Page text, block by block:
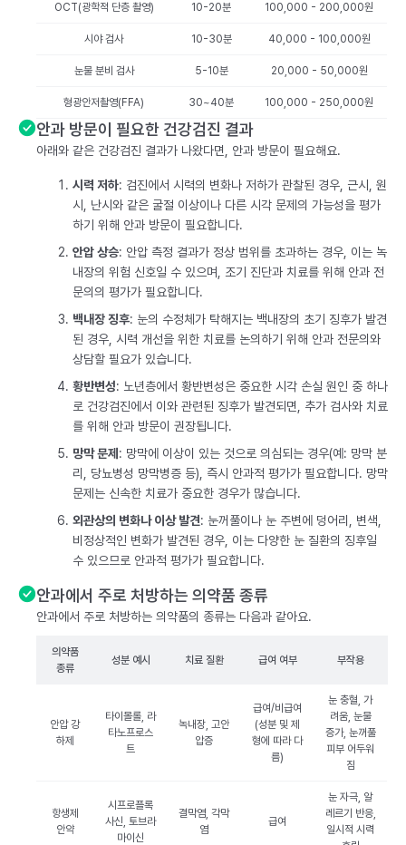
OCT(광학적 단층 촬영) 10-20분 100,000 - 200,000원
시야 검사 10-30분 40,000 - 100,000원
눈물 분비 검사 5-10분 20,000 - 50,000원
형광안저촬영(FFA) 30~40분 100,000 - 250,000원
안과 방문이 필요한 건강검진 결과
아래와 같은 건강검진 결과가 나왔다면, 안과 방문이 필요해요.
시력 저하: 검진에서 시력의 변화나 저하가 관찰된 경우, 근시, 원
시, 난시와 같은 굴절 이상이나 다른 시각 문제의 가능성을 평가
하기 위해 안과 방문이 필요합니다.
안압 상승: 안압 측정 결과가 정상 범위를 초과하는 경우, 이는 녹
내장의 위험 신호일 수 있으며, 조기 진단과 치료를 위해 안과 전
문의의 평가가 필요합니다.
백내장 징후: 눈의 수정체가 탁해지는 백내장의 초기 징후가 발견
된 경우, 시력 개선을 위한 치료를 논의하기 위해 안과 전문의와
상담할 필요가 있습니다.
황반변성: 노년층에서 황반변성은 중요한 시각 손실 원인 중 하나
로 건강검진에서 이와 관련된 징후가 발견되면, 추가 검사와 치료
를 위해 안과 방문이 권장됩니다.
망막 문제 : 망막에 이상이 있는 것으로 의심되는 경우(예: 망막 분
리, 당뇨병성 망막병증 등), 즉시 안과적 평가가 필요합니다. 망막
문제는 신속한 치료가 중요한 경우가 많습니다.
외관상의 변화나 이상 발견: 눈꺼풀이나 눈 주변에 덩어리, 변색,
비정상적인 변화가 발견된 경우, 이는 다양한 눈 질환의 징후일
수 있으므로 안과적 평가가 필요합니다.
안과에서 주로 처방하는 의약품 종류
안과에서 주로 처방하는 의약품의 종류는 다음과 같아요.
의약품
종류
성분 예시 치료 질환 급여 여부 부작용
안압 강
하제
타이몰롤, 라
타노프로스
트
녹내장, 고안
압증
급여/비급여
(성분 및 제
형에 따라 다
름)
눈 충혈, 가
려움, 눈물
증가, 눈꺼풀
피부 어두워
짐
항생제
안약
시프로플록
사신, 토브라
마이신
결막염, 각막
염
급여
눈 자극, 알
레르기 반응,
일시적 시력